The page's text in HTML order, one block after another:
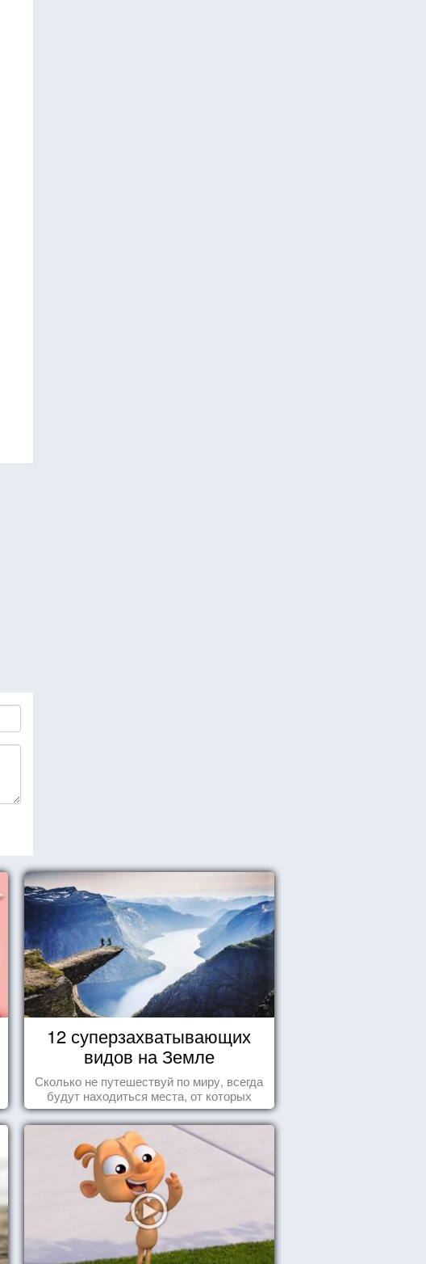
12 суперзахватывающих
видов на Земле
Сколько не путешествуй по миру, всегда
будут находиться места, от которых
перехватывает дух и кружится голова...